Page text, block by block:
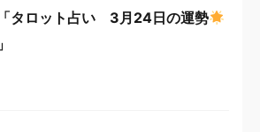
「タロット占い 3月24日の運勢
」